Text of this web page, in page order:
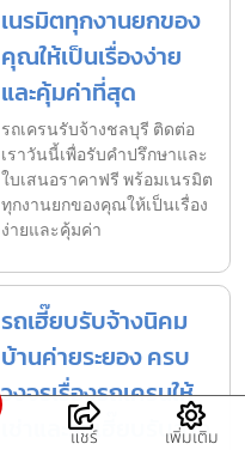
เนรมิตทุกงานยกของ
คุณให้เป็นเรื่องง่าย
และคุ้มค่าที่สุด
รถเครนรับจ้างชลบุรี ติดต่อ
เราวันนี้เพื่อรับคำปรึกษาและ
ใบเสนอราคาฟรี พร้อมเนรมิต
ทุกงานยกของคุณให้เป็นเรื่อง
ง่ายและคุ้มค่า
รถเฮี๊ยบรับจ้างนิคม
บ้านค่ายระยอง ครบ
วงจรเรื่องรถเครนให้
เช่าและรถเฮี๊ยบรับจ้าง
แชร์ เพิ่มเติม